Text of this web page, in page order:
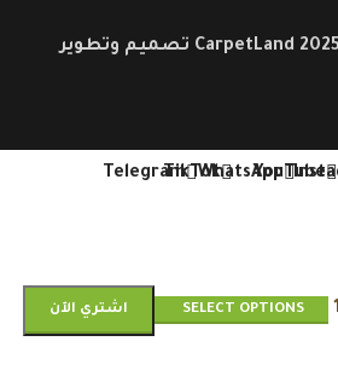
YouTube
WhatsApp
TikTok
Telegram
SELECT OPTIONS اشتري الآن